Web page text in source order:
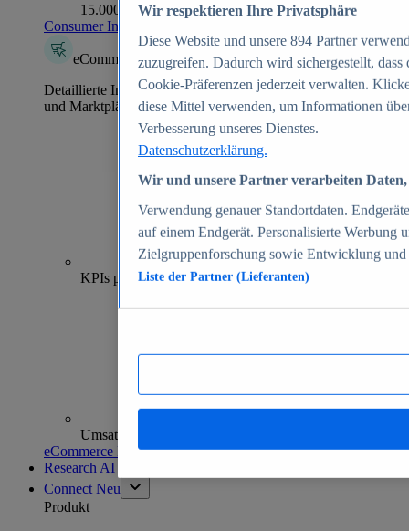
15.000+ Marken
Consumer Insights entdecken
eCommerce Insights
Detaillierte Informationen zu mehr als 39.000 Online-Shops
und Marktplätzen
70+
KPIs pro Shop
Umsatzanalysen und -prognosen
eCommerce Insights entdecken
Research AI
Connect Neu
Produkt
Wir respektieren Ihre Privatsphäre
Diese Website und unsere 894 Partner
zuzugreifen. Dadurch wird sichergestellt,
Cookie-Präferenzen jederzeit verwalten.
diese Mittel verwenden, um Informationen
Verbesserung unseres Dienstes.
Datenschutzerklärung.
Wir und unsere Partner verarbeiten
Verwendung genauer Standortdaten.
auf einem Endgerät. Personalisierte Werbung
Zielgruppenforschung sowie Entwicklung
Liste der Partner (Lieferanten)